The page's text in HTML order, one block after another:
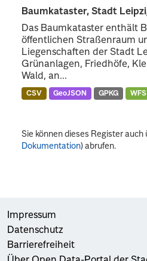
Baumkataster, Stadt
Das Baumkataster enthält
öffentlichen Straßenraum
Liegenschaften der Stadt
Grünanlagen, Friedhöfe,
Wald, an...
CSV GeoJSON GPKG WFS
Sie können dieses Register auch
Dokumentation) abrufen.
Impressum
Datenschutz
Barrierefreiheit